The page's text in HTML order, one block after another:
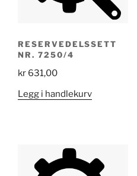
RESERVEDELSSETT
NR. 7250/4
kr 631,00
Legg i handlekurv